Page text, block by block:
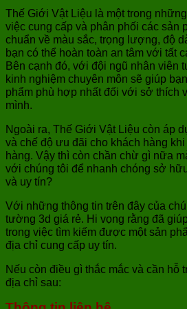
Thế Giới Vật Liệu là một trong
việc cung cấp và phân phối các sản
chuẩn về màu sắc, trọng lượng, độ
bạn có thể hoàn toàn an tâm với tất
Bên cạnh đó, với đội ngũ nhân viên
kinh nghiệm chuyên môn sẽ giúp
phẩm phù hợp nhất đối với sở thích
mình.
Ngoài ra, Thế Giới Vật Liệu còn áp
và chế độ ưu đãi cho khách hàng
hàng. Vậy thì còn chần chừ gì nữa
với chúng tôi để nhanh chóng sở
và uy tín?
Với những thông tin trên đây của
tường 3d giá rẻ. Hi vọng rằng đã
trong việc tìm kiếm được một sản
địa chỉ cung cấp uy tín.
Nếu còn điều gì thắc mắc và cần hỗ
địa chỉ sau: